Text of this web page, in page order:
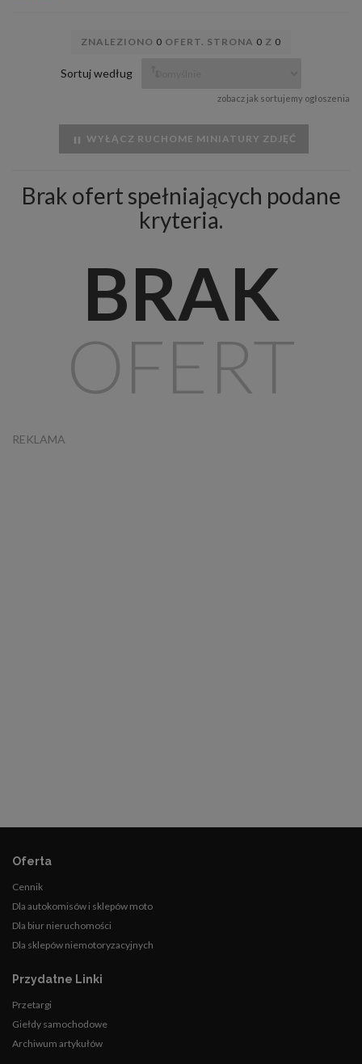
ZNALEZIONO 0 OFERT. STRONA 0 Z 0
Sortuj według
zobacz jak sortujemy ogłoszenia
WYŁĄCZ RUCHOME MINIATURY ZDJĘĆ
Brak ofert spełniających podane
kryteria.
BRAK
OFERT
REKLAMA
Oferta
Cennik
Dla autokomisów i sklepów moto
Dla biur nieruchomości
Dla sklepów niemotoryzacyjnych
Przydatne Linki
Przetargi
Giełdy samochodowe
Archiwum artykułów